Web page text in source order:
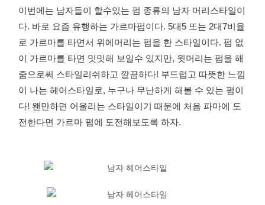
이번에는 남자들이 할수있는 펌 종류의 남자 머리스타일이
다. 바로 요즘 유행하는 가르마펌이다. 5대5 또는 2대7비율
로 가르마를 타면서 위에머리는 펌을 한 스타일이다. 펌 없
이 가르마를 타면 밋밋해 보일수 있지만, 윗머리는 펌을 해
줌으로써 스타일리쉬하고 깔끔하다! 부드럽고 따뜻한 느낌
이 나는 헤어스타일로, 누구나 무난하게 해볼 수 있는 펌이
다! 왠만하면 어울리는 스타일이기 때문에 처음 파마에 도
전한다면 가르마 펌에 도전해보도록 하자.